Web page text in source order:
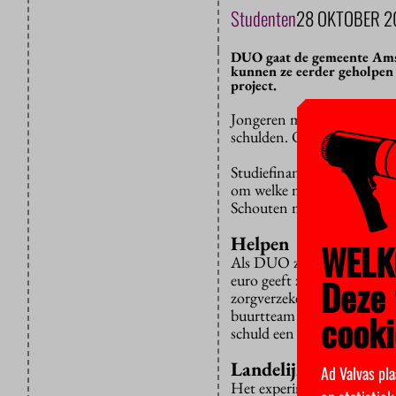
Studenten28 OKTOBER
DUO gaat de gemeente
kunnen ze eerder
project.
Jongeren met geldzorgen
schulden. Onder hen
Studiefinancier DUO en
om welke mensen het
Schouten maakt het
Helpen
Als DUO zelf geen
euro geeft ze de
zorgverzekeraars geven
buurtteam neemt
schuld een aanbod te
Landelijk vervolg
Het experiment zal een
Ad Valvas